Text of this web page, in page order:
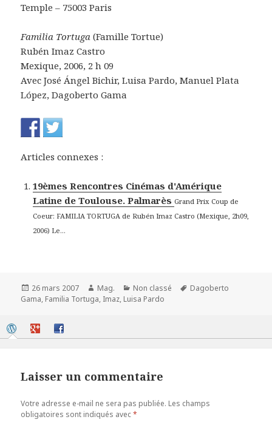
Temple – 75003 Paris
Familia Tortuga (Famille Tortue)
Rubén Imaz Castro
Mexique, 2006, 2 h 09
Avec José Ángel Bichir, Luisa Pardo, Manuel Plata
López, Dagoberto Gama
Articles connexes :
19èmes Rencontres Cinémas d'Amérique
Latine de Toulouse. Palmarès Grand Prix Coup de
Coeur: FAMILIA TORTUGA de Rubén Imaz Castro (Mexique, 2h09,
2006) Le...
Publié
le
26 mars 2007 Auteur
Mag. Catégories
Non classé
Mots-
Dagoberto
Gama, Familia Tortuga, Imaz, Luisa Pardo
Laisser un commentaire
Votre adresse e-mail ne sera pas publiée. Les champs
obligatoires sont indiqués avec*